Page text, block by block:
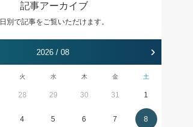
記事アーカイブ
日別で記事をご覧いただけます。
2026 / 08 ›
火 水 木 金 土
28 29 30 31 1
4 5 6 7 8